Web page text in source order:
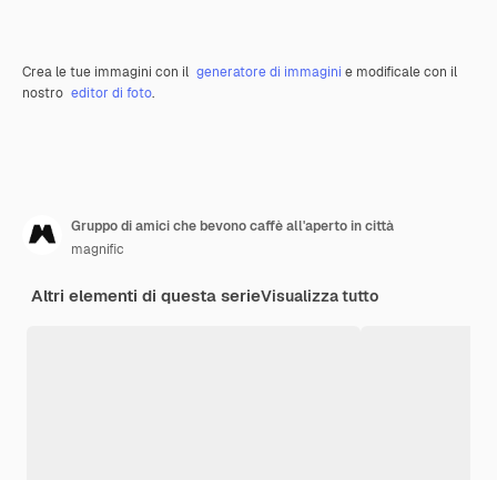
Crea le tue immagini con il generatore di immagini e modificale con il
nostro editor di foto.
Gruppo di amici che bevono caffè all'aperto in città
magnific
Altri elementi di questa serieVisualizza tutto